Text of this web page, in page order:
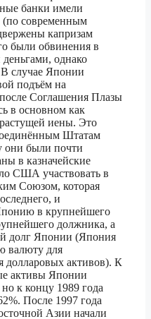
банки имели
(по современным
капризам
были обвинения в
однако
случае Японии
подъём на
Соглашения Плазы
в основном как
иены. Это
Штатам
они были почти
в казначейские
США участвовать в
Союзом, которая
и
в крупнейшего
должника, а
долг Японии (Япония
валюту для
долларовых активов). К
активы Японии
к концу 1989 года
После 1997 года
Азии начали